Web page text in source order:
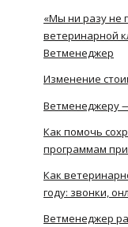
«Мы ни разу не
ветеринарной
Ветменеджер
Изменение
Ветменеджеру
Как помочь
программам
Как
году: звонки,
Ветменеджер